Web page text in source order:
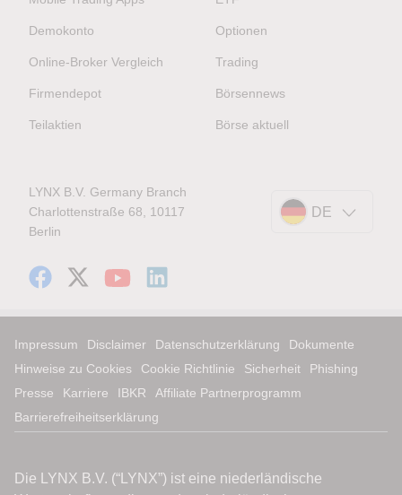
Demokonto
Online-Broker Vergleich
Firmendepot
Teilaktien
Optionen
Trading
Börsennews
Börse aktuell
LYNX B.V. Germany Branch
Charlottenstraße 68, 10117
Berlin
DE
Impressum Disclaimer Datenschutzerklärung
Dokumente
Hinweise zu Cookies
Cookie Richtlinie Sicherheit
Phishing
Presse
Karriere IBKR
Affiliate Partnerprogramm
Barrierefreiheitserklärung